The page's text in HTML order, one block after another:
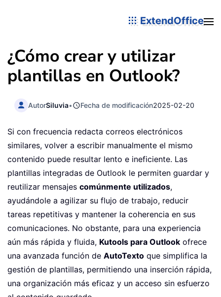
ExtendOffice
¿Cómo crear y utilizar
plantillas en Outlook?
AutorSiluvia• Fecha de modificación2025-02-20
Si con frecuencia redacta correos electrónicos
similares, volver a escribir manualmente el mismo
contenido puede resultar lento e ineficiente. Las
plantillas integradas de Outlook le permiten guardar y
reutilizar mensajes comúnmente utilizados,
ayudándole a agilizar su flujo de trabajo, reducir
tareas repetitivas y mantener la coherencia en sus
comunicaciones. No obstante, para una experiencia
aún más rápida y fluida, Kutools para Outlook ofrece
una avanzada función de AutoTexto que simplifica la
gestión de plantillas, permitiendo una inserción rápida,
una organización más eficaz y un acceso sin esfuerzo